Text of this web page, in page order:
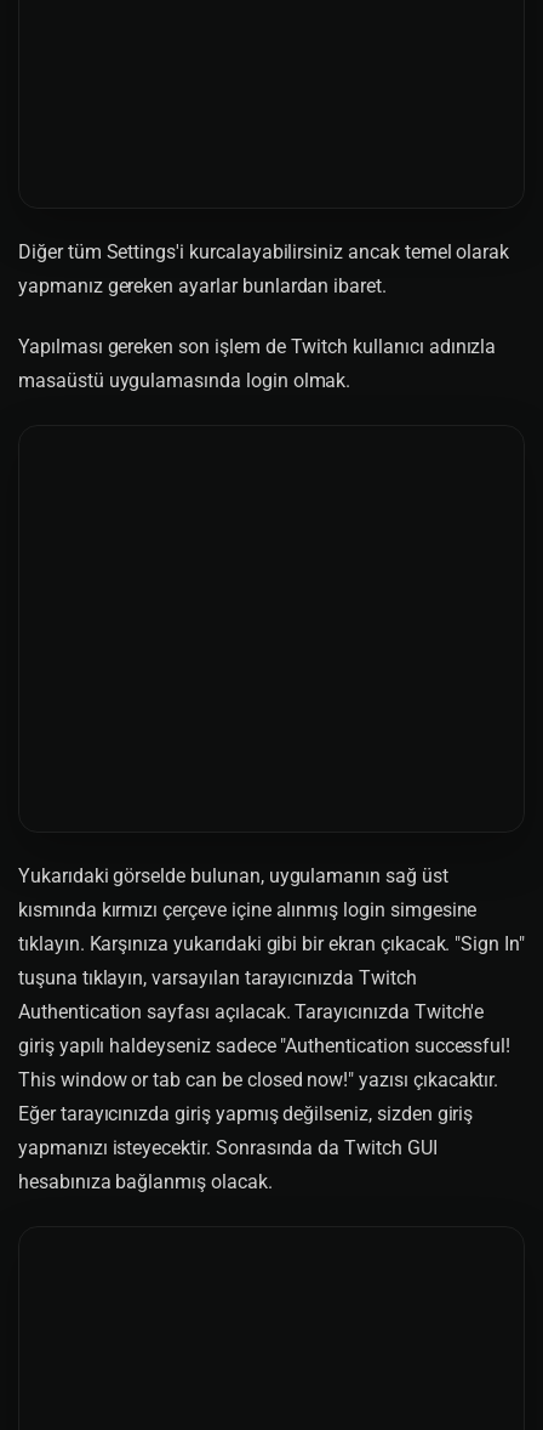
Diğer tüm Settings'i kurcalayabilirsiniz ancak temel olarak
yapmanız gereken ayarlar bunlardan ibaret.
Yapılması gereken son işlem de Twitch kullanıcı adınızla
masaüstü uygulamasında login olmak.
Yukarıdaki görselde bulunan, uygulamanın sağ üst
kısmında kırmızı çerçeve içine alınmış login simgesine
tıklayın. Karşınıza yukarıdaki gibi bir ekran çıkacak. "Sign In"
tuşuna tıklayın, varsayılan tarayıcınızda Twitch
Authentication sayfası açılacak. Tarayıcınızda Twitch'e
giriş yapılı haldeyseniz sadece "Authentication successful!
This window or tab can be closed now!" yazısı çıkacaktır.
Eğer tarayıcınızda giriş yapmış değilseniz, sizden giriş
yapmanızı isteyecektir. Sonrasında da Twitch GUI
hesabınıza bağlanmış olacak.